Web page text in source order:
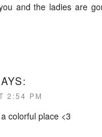
and the ladies are
2:54 PM
colorful place <3